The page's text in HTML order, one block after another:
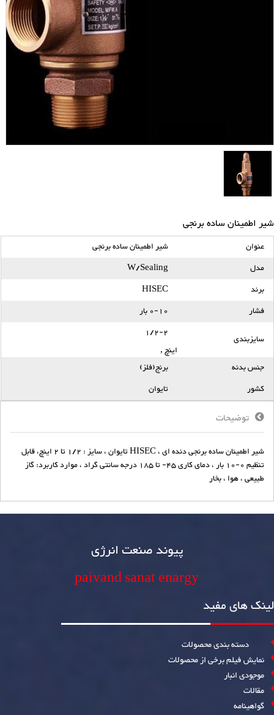
شیر اطمینان ساده برنجی
عنوان
شیر اطمینان ساده برنجی
مدل
W/Sealing
برند
HISEC
فشار
0-10 بار
سایزبندی
1/2-2
اینچ,
جنس بدنه
برنج(فلز)
کشور
تایوان
توضیحات
شیر اطمینان ساده برنجی دنده ای ، HISEC تایوان ، سایز : 1/2 تا 2 اینچ، قابل
تنظیم 0-10 بار ، دمای کاری 45- تا 185 درجه سانتی گراد ، موارد کاربرد: گاز
طبیعی ، هوا ، بخار
پیوند صنعت انرژی
paivand sanat enargy
لینک های مفید
دسته بندی محصولات
نمایش فیلم برخی از محصولات
موجودی انبار
مقالات
گواهینامه